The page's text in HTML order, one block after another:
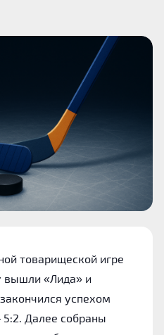
товарищеской игре
вышли «Лида» и
успехом
Далее собраны